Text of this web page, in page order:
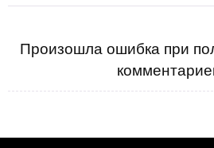
Произошла ошибка при